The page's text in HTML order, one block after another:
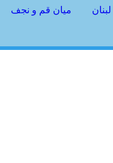
میان قم و نجف